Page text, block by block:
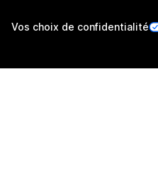
Vos choix de confidentialité